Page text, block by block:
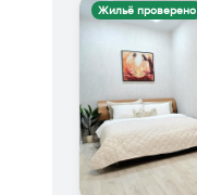
Жильё проверено